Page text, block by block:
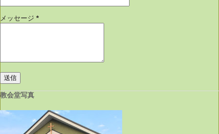
メッセージ *
教会堂写真